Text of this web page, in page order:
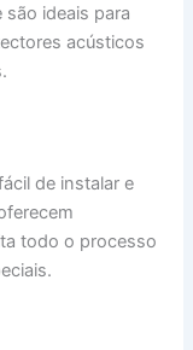
ideais para
acústicos
de instalar e
todo o processo